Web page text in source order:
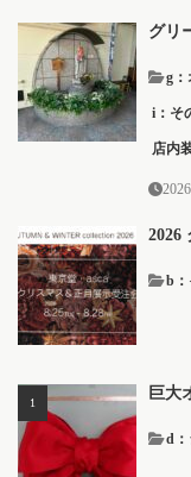
グリ
g：
i：そ
店内
2026
b：
巨大
d：